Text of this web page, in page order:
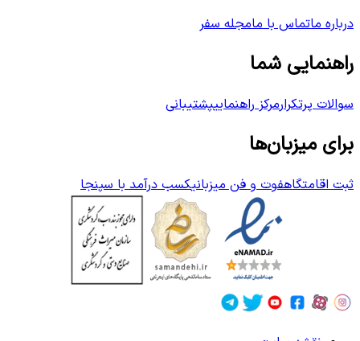
درباره ماتماس با مامجله سفر
راهنمایی شما
سوالات پرتکرارمرکز راهنماییپشتیبانی
برای میزبان‌ها
ثبت اقامتگاهفوت و فن میزبانیکسب درآمد با سپنجا